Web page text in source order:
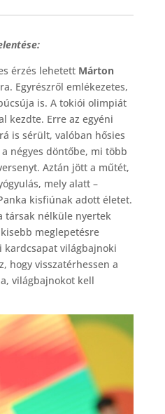
érzés lehetett Márton
Egyrészről emlékezetes,
is. A tokiói olimpiát
kezdte. Erre az egyéni
is sérült, valóban hősies
négyes döntőbe, mi több
Aztán jött a műtét,
mely alatt –
kisfiúnak adott életet.
társak nélküle nyertek
meglepetésre
kardcsapat világbajnoki
hogy visszatérhessen a
világbajnokot kell